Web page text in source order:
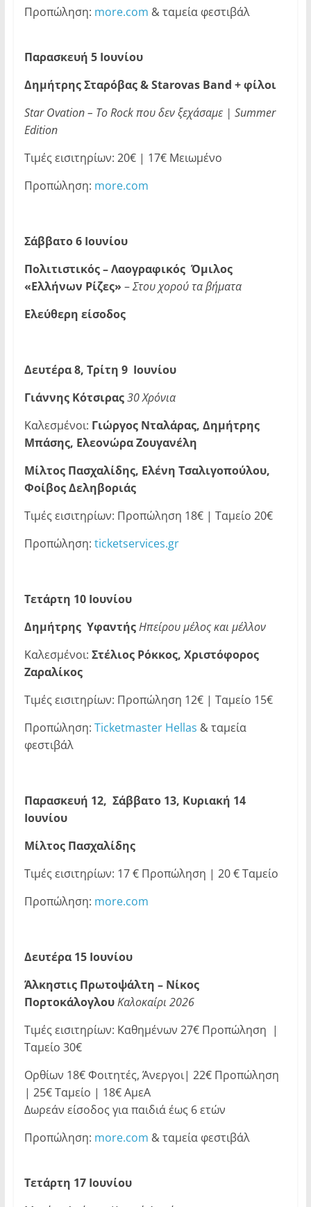
Προπώληση: more.com & ταμεία φεστιβάλ
Παρασκευή 5 Ιουνίου
Δημήτρης Σταρόβας &Starovas Band + φίλοι
Star Ovation – ΤοRockπουδενξεχάσαμε| Summer
Edition
Τιμές εισιτηρίων: 20€ | 17€ Μειωμένο
Προπώληση: more.com
Σάββατο 6 Ιουνίου
Πολιτιστικός – Λαογραφικός Όμιλος
«Ελλήνων Ρίζες» –Στου χορού τα βήματα
Ελεύθερη είσοδος
Δευτέρα 8, Τρίτη 9 Ιουνίου
Γιάννης Κότσιρας30 Χρόνια
Καλεσμένοι: Γιώργος Νταλάρας, Δημήτρης
Μπάσης, Ελεονώρα Ζουγανέλη
Μίλτος Πασχαλίδης, Ελένη Τσαλιγοπούλου,
Φοίβος Δεληβοριάς
Τιμές εισιτηρίων: Προπώληση 18€ | Ταμείο 20€
Προπώληση: ticketservices.gr
Τετάρτη 10 Ιουνίου
Δημήτρης ΥφαντήςΗπείρου μέλος και μέλλον
Καλεσμένοι: Στέλιος Ρόκκος, Χριστόφορος
Ζαραλίκος
Τιμές εισιτηρίων: Προπώληση 12€ | Ταμείο 15€
Προπώληση: Ticketmaster Hellas & ταμεία
φεστιβάλ
Παρασκευή 12, Σάββατο 13, Κυριακή 14
Ιουνίου
Μίλτος Πασχαλίδης
Τιμές εισιτηρίων: 17 € Προπώληση | 20 € Ταμείο
Προπώληση: more.com
Δευτέρα 15 Ιουνίου
Άλκηστις Πρωτοψάλτη – Νίκος
ΠορτοκάλογλουΚαλοκαίρι 2026
Τιμές εισιτηρίων: Καθημένων 27€ Προπώληση |
Ταμείο 30€
Ορθίων 18€ Φοιτητές, Άνεργοι| 22€ Προπώληση
| 25€ Ταμείο | 18€ ΑμεΑ
Δωρεάν είσοδος για παιδιά έως 6 ετών
Προπώληση: more.com & ταμεία φεστιβάλ
Τετάρτη 17 Ιουνίου